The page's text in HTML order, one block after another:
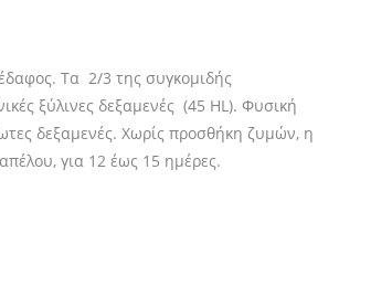
Τα 2/3 της συγκομιδής
ξύλινες δεξαμενές (45 HL). Φυσική
δεξαμενές. Χωρίς προσθήκη ζυμών, η
για 12 έως 15 ημέρες.